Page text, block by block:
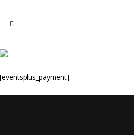
[eventsplus_payment]